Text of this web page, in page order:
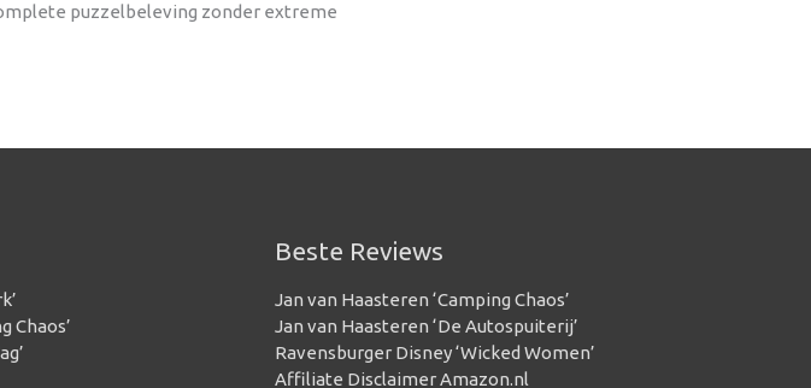
puzzelbeleving zonder extreme
Chaos’
Beste Reviews
Jan van Haasteren ‘Camping Chaos’
Jan van Haasteren ‘De Autospuiterij’
Ravensburger Disney ‘Wicked Women’
Affiliate Disclaimer Amazon.nl